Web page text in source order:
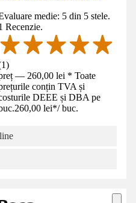
medie: 5 din 5 stele.
Recenzie.
1)
— 260,00 lei * Toate
conțin TVA și
DEEE și DBA pe
260,00 lei*/ buc.